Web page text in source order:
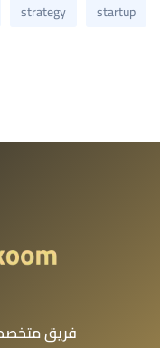
startup
strategy
فريق